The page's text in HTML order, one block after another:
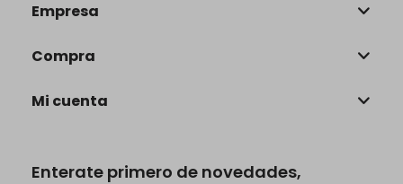
Enterate primero de novedades,
Empresa
Compra
Mi cuenta